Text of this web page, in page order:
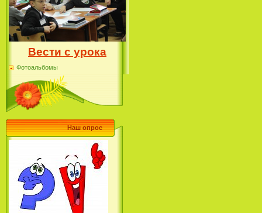
Вести с урока
Фотоальбомы
Наш опрос